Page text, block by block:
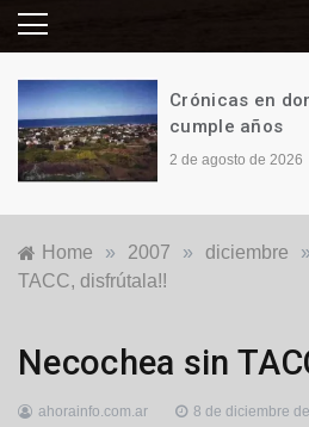
Crónicas en
cumple años
2 de agosto de 2026
Home » 2007 » diciembre »
TACC, disfrútala!!
Locales
Necochea sin
ahorainfo.com.ar 8 de diciembre